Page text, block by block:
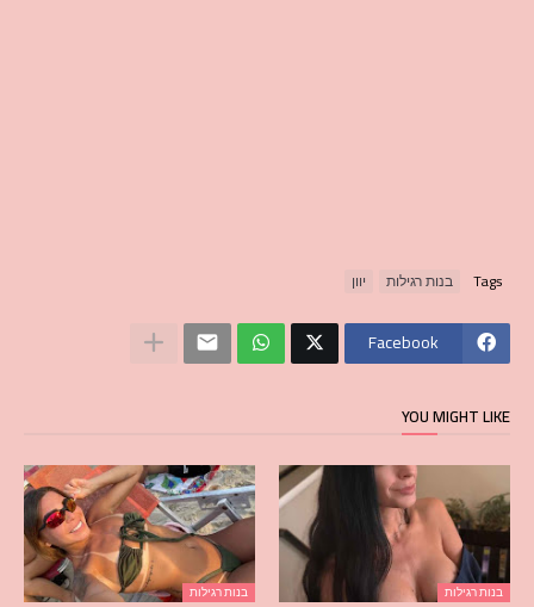
Tags בנות רגילות יוון
Facebook
YOU MIGHT LIKE
בנות רגילות בנות רגילות